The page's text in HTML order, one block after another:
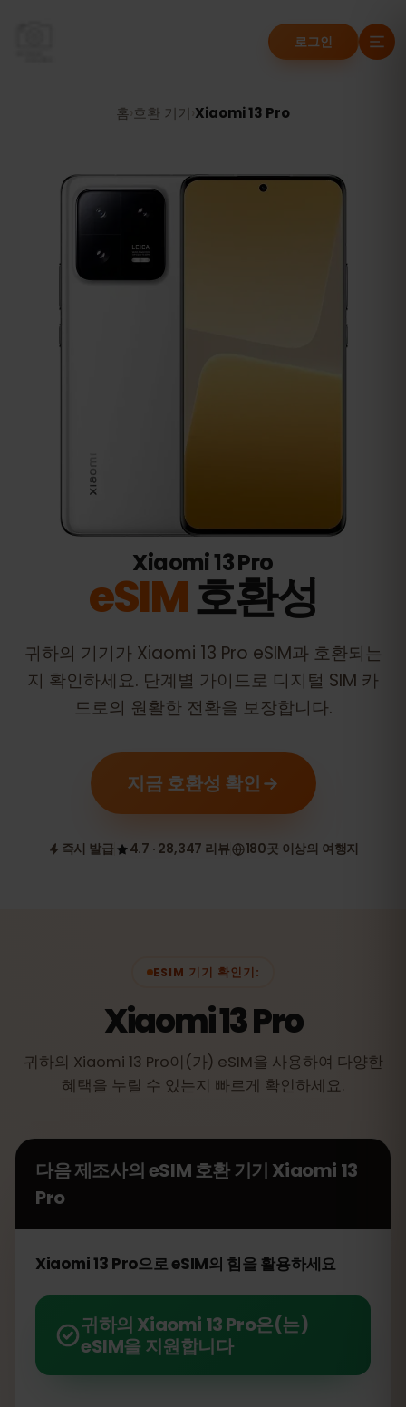
로그인
홈 호환 기기 Xiaomi 13 Pro
Xiaomi 13 Pro
eSIM호환성
귀하의 기기가 Xiaomi 13 Pro eSIM과 호환되는
지 확인하세요. 단계별 가이드로 디지털 SIM 카
드로의 원활한 전환을 보장합니다.
지금 호환성 확인
즉시 발급 4.7 · 28,347 리뷰 180곳 이상의 여행지
ESIM 기기 확인기:
Xiaomi 13 Pro
귀하의 Xiaomi 13 Pro이(가) eSIM을 사용하여 다양한
혜택을 누릴 수 있는지 빠르게 확인하세요.
다음 제조사의 eSIM 호환 기기 Xiaomi 13
Pro
Xiaomi 13 Pro으로 eSIM의 힘을 활용하세요
귀하의 Xiaomi 13 Pro은(는)
eSIM을 지원합니다